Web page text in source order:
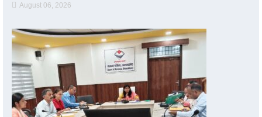
August 06, 2026